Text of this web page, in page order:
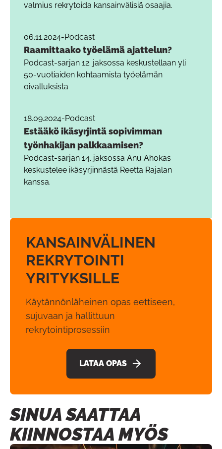
valmius rekrytoida kansainvälisiä osaajia.
06.11.2024-Podcast
Raamittaako työelämä ajattelun?
Podcast-sarjan 12. jaksossa keskustellaan yli
50-vuotiaiden kohtaamista työelämän
oivalluksista
18.09.2024-Podcast
Estääkö ikäsyrjintä sopivimman
työnhakijan palkkaamisen?
Podcast-sarjan 14. jaksossa Anu Ahokas
keskustelee ikäsyrjinnästä Reetta Rajalan
kanssa.
KANSAINVÄLINEN
REKRYTOINTI
YRITYKSILLE
Käytännönläheinen opas eettiseen,
sujuvaan ja hallittuun
rekrytointiprosessiin
LATAA OPAS
SINUA SAATTAA
KIINNOSTAA MYÖS